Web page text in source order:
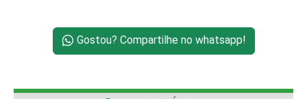
Gostou? Compartilhe no whatsapp!